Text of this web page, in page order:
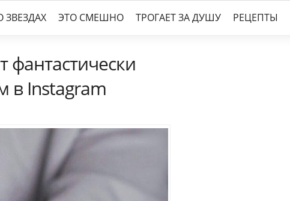
ЗВЕЗДАХ ЭТО СМЕШНО ТРОГАЕТ ЗА ДУШУ РЕЦЕПТЫ
фантастически
в Instagram